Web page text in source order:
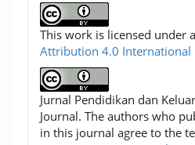
This work is licensed under a
Attribution 4.0 International
Jurnal Pendidikan dan
Journal. The authors who
in this journal agree to the